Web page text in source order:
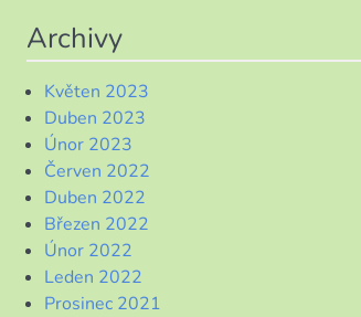
Archivy
Květen 2023
Duben 2023
Únor 2023
Červen 2022
Duben 2022
Březen 2022
Únor 2022
Leden 2022
Prosinec 2021